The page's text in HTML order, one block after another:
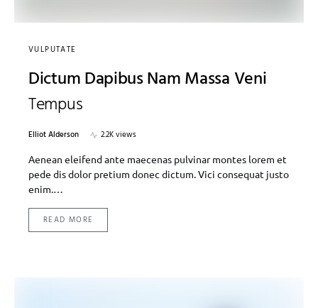
VULPUTATE
Dictum Dapibus Nam Massa Veni
Tempus
Elliot Alderson
2.2K views
Aenean eleifend ante maecenas pulvinar montes lorem et
pede dis dolor pretium donec dictum. Vici consequat justo
enim.…
READ MORE